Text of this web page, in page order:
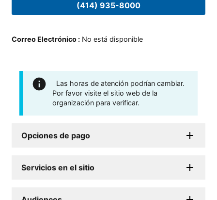
(414) 935-8000
Correo Electrónico : No está disponible
Las horas de atención podrían cambiar.
Por favor visite el sitio web de la
organización para verificar.
Opciones de pago
Servicios en el sitio